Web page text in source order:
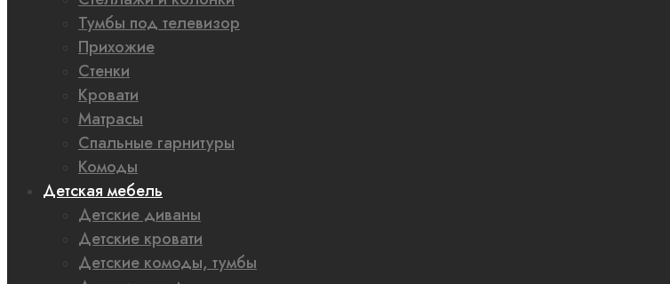
Тумбы под телевизор
Прихожие
Стенки
Кровати
Матрасы
Спальные гарнитуры
Комоды
Детская мебель
Детские диваны
Детские кровати
Детские комоды, тумбы